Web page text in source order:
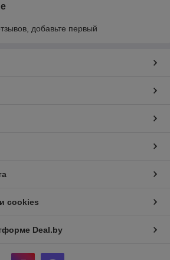
добавьте первый
cookies
Deal.by